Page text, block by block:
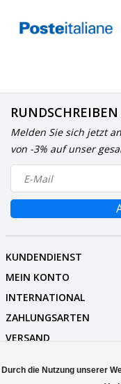
Melden Sie sich jetzt
von -3% auf unser
KUNDENDIENST
MEIN KONTO
INTERNATIONAL
ZAHLUNGSARTEN
VERSAND
Durch die Nutzung unserer